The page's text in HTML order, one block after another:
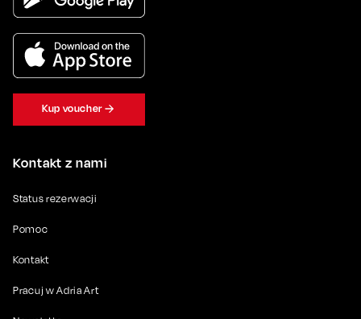
Kontakt z nami
Status rezerwacji
Pomoc
Kontakt
Pracuj w Adria Art
Kup voucher